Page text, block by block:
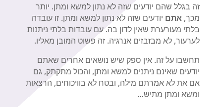
זה בגלל שהם יודעים שזה לא נתון למשא ומתן. יותר
מכך, אתם יודעים שזה לא נתון למשא ומתן. זו עובדה
בלתי מעורערת שאין לדון בה. עם עובדות בלתי ניתנות
לערעור, לא מבזבזים אנרגיה. זה פשוט המובן מאליו.
תחשבו על זה. אין ספק שיש נושאים אחרים שאתם
יודעים שאינם ניתנים למשא ומתן, והכול מתקתק, גם
אם את לא אמרתם מילה, ובטח לא בוויכוחים, הרצאות
ומשא ומתן מתיש…